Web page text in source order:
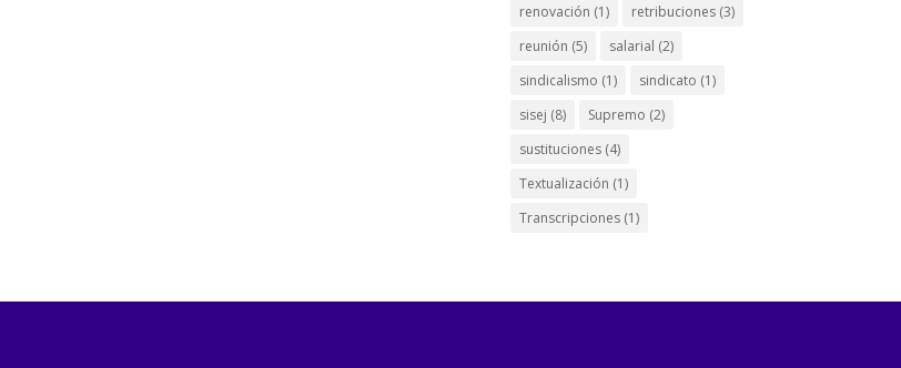
renovación (1) retribuciones (3)
reunión (5) salarial (2)
sindicalismo (1) sindicato (1)
sisej (8) Supremo (2)
sustituciones (4)
Textualización (1)
Transcripciones (1)